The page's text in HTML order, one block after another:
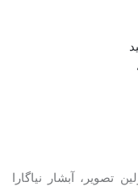
تصویر، آبشار نیاگارا